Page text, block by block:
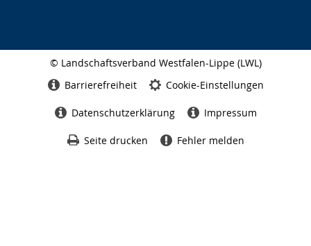
© Landschaftsverband Westfalen-Lippe (LWL)
Barrierefreiheit Cookie-Einstellungen
Datenschutzerklärung Impressum
Seite drucken Fehler melden